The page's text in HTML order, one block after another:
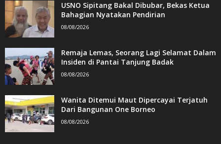
USNO Sipitang Bakal Dibubar, Bekas Ketua
Bahagian Nyatakan Pendirian
08/08/2026
Remaja Lemas, Seorang Lagi Selamat Dalam
Insiden di Pantai Tanjung Badak
08/08/2026
Wanita Ditemui Maut Dipercayai Terjatuh
Dari Bangunan One Borneo
08/08/2026